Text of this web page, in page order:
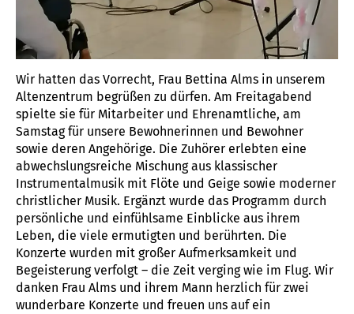
Wir hatten das Vorrecht, Frau Bettina Alms in unserem
Altenzentrum begrüßen zu dürfen. Am Freitagabend
spielte sie für Mitarbeiter und Ehrenamtliche, am
Samstag für unsere Bewohnerinnen und Bewohner
sowie deren Angehörige. Die Zuhörer erlebten eine
abwechslungsreiche Mischung aus klassischer
Instrumentalmusik mit Flöte und Geige sowie moderner
christlicher Musik. Ergänzt wurde das Programm durch
persönliche und einfühlsame Einblicke aus ihrem
Leben, die viele ermutigten und berührten. Die
Konzerte wurden mit großer Aufmerksamkeit und
Begeisterung verfolgt – die Zeit verging wie im Flug. Wir
danken Frau Alms und ihrem Mann herzlich für zwei
wunderbare Konzerte und freuen uns auf ein